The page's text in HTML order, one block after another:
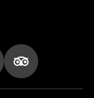
X sur LinkedIn
nous sur
Suivez nous